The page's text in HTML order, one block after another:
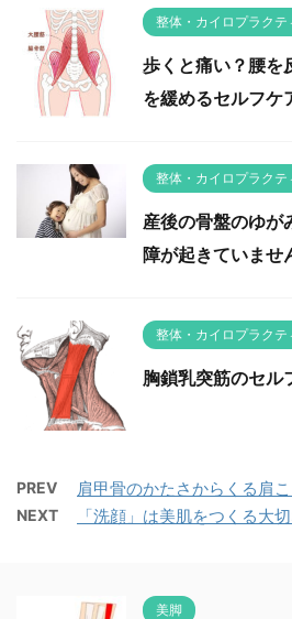
整体・カイロプラクテ
歩くと痛い？腰を
を緩めるセルフケ
整体・カイロプラクテ
産後の骨盤のゆが
障が起きていませ
整体・カイロプラクテ
胸鎖乳突筋のセル
PREV 肩甲骨のかたさからくる肩こ
NEXT 「洗顔」は美肌をつくる大
美脚